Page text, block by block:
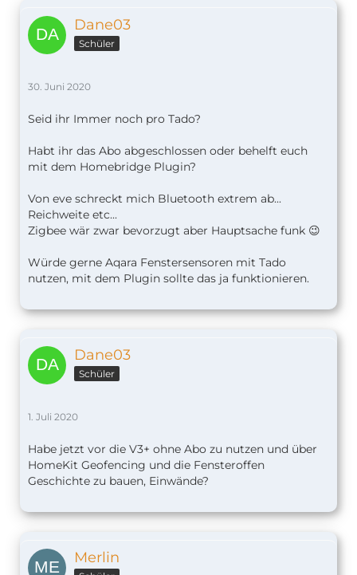
Dane03
Schüler
30. Juni 2020
Seid ihr Immer noch pro Tado?
Habt ihr das Abo abgeschlossen oder behelft euch
mit dem Homebridge Plugin?
Von eve schreckt mich Bluetooth extrem ab...
Reichweite etc...
Zigbee wär zwar bevorzugt aber Hauptsache funk 😉
Würde gerne Aqara Fenstersensoren mit Tado
nutzen, mit dem Plugin sollte das ja funktionieren.
Dane03
Schüler
1. Juli 2020
Habe jetzt vor die V3+ ohne Abo zu nutzen und über
HomeKit Geofencing und die Fensteroffen
Geschichte zu bauen, Einwände?
Merlin